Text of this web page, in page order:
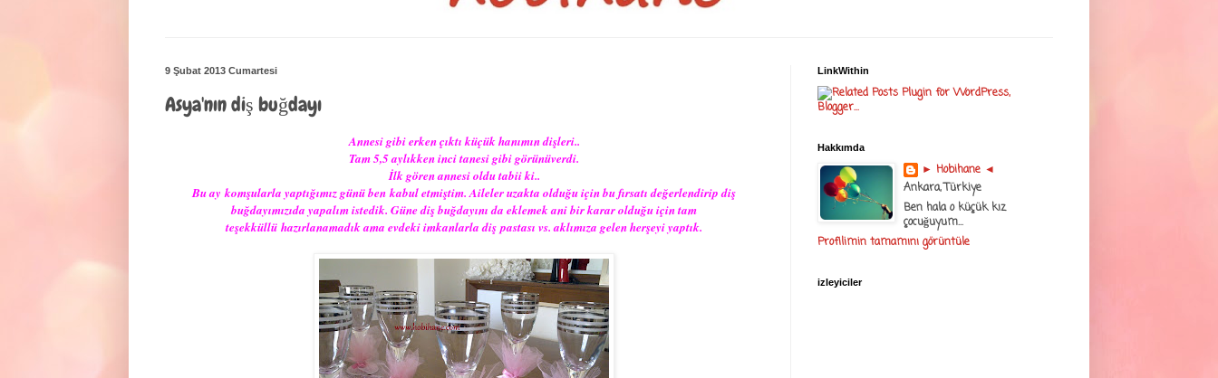
9 Şubat 2013 Cumartesi
Asya'nın diş buğdayı
Annesi gibi erken çıktı küçük hanımın dişleri..
Tam 5,5 aylıkken inci tanesi gibi görünüverdi.
İlk gören annesi oldu tabii ki..
Bu ay komşularla yaptığımız günü ben kabul etmiştim. Aileler uzakta olduğu için bu fırsatı değerlendirip diş
buğdayımızıda yapalım istedik. Güne diş buğdayını da eklemek ani bir karar olduğu için tam
teşekküllü hazırlanamadık ama evdeki imkanlarla diş pastası vs. aklımıza gelen herşeyi yaptık.
LinkWithin
Hakkımda
► Hobihane ◄
Ankara, Türkiye
Ben hala o küçük kız
çocuğuyum...
Profilimin tamamını görüntüle
izleyiciler